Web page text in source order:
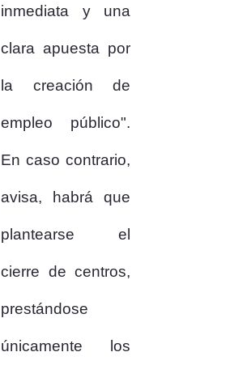
inmediata y una
clara apuesta por
la creación de
empleo público".
En caso contrario,
avisa, habrá que
plantearse el
cierre de centros,
prestándose
únicamente los